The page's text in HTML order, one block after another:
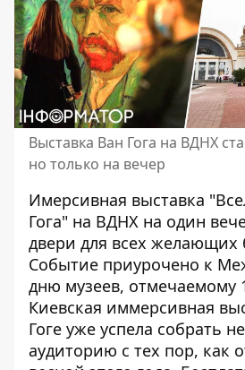
Выставка Ван Гога на ВДНХ
но только на вечер
Имерсивная выставка
Гога" на ВДНХ на один
двери для всех желающих
Событие приурочено к
дню музеев, отмечаемому
Киевская иммерсивная
Гоге уже успела собрать
аудиторию с тех пор, как